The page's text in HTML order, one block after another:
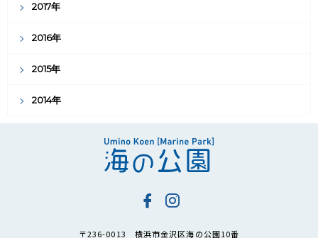
2017年
2016年
2015年
2014年
〒236-0013 横浜市金沢区海の公園10番